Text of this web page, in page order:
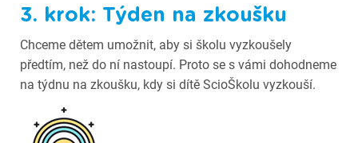
3. krok: Týden na zkoušku
Chceme dětem umožnit, aby si školu vyzkoušely
předtím, než do ní nastoupí. Proto se s vámi dohodneme
na týdnu na zkoušku, kdy si dítě ScioŠkolu vyzkouší.